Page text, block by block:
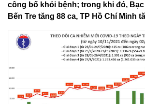
công bố khỏi bệnh; trong khi đó, Bạc
Bến Tre tăng 88 ca, TP Hồ Chí Minh